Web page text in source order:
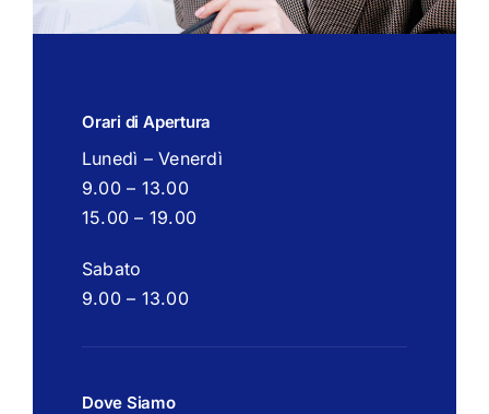
Orari di Apertura
Lunedì – Venerdì
9.00 – 13.00
15.00 – 19.00
Sabato
9.00 – 13.00
Dove Siamo